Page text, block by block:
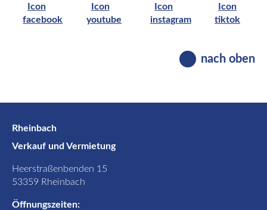
nach oben
Rheinbach
Verkauf und Vermietung
Heerstraßenbenden 15
53359 Rheinbach
Öffnungszeiten: